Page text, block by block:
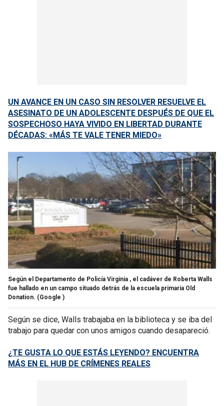
UN AVANCE EN UN CASO SIN RESOLVER RESUELVE EL
ASESINATO DE UN ADOLESCENTE DESPUÉS DE QUE EL
SOSPECHOSO HAYA VIVIDO EN LIBERTAD DURANTE
DÉCADAS: «MÁS TE VALE TENER MIEDO»
Según el Departamento de Policía Virginia , el cadáver de Roberta Walls
fue hallado en un campo situado detrás de la escuela primaria Old
Donation. (Google )
Según se dice, Walls trabajaba en la biblioteca y se iba del
trabajo para quedar con unos amigos cuando desapareció.
¿TE GUSTA LO QUE ESTÁS LEYENDO? ENCUENTRA
MÁS EN EL HUB DE CRÍMENES REALES